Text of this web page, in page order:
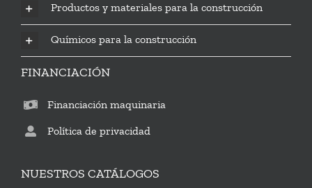
Productos y materiales para la construcción
Químicos para la construcción
FINANCIACIÓN
Financiación maquinaria
Política de privacidad
NUESTROS CATÁLOGOS